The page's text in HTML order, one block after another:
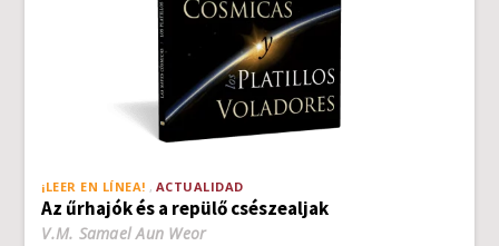
¡LEER EN LÍNEA! ACTUALIDAD
Az űrhajók és a repülő csészealjak
V.M. Samael Aun Weor